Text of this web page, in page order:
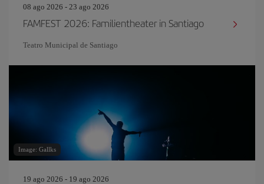
08 ago 2026 - 23 ago 2026
FAMFEST 2026: Familientheater in Santiago
Teatro Municipal de Santiago
Image: Gallks
19 ago 2026 - 19 ago 2026